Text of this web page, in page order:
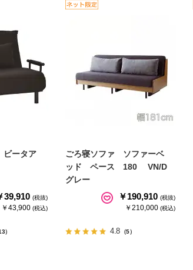
ータア
39,910 (税抜)
￥43,900 (税込)
）
ごろ寝ソファ ソファーベ
ッド ペース 180 VN/D
グレー
￥190,910 (税抜)
￥210,000 (税込)
4.8 （5）